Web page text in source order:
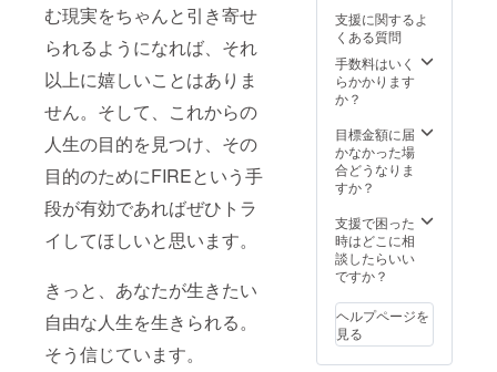
む現実をちゃんと引き寄せ
られるようになれば、それ
以上に嬉しいことはありま
せん。そして、これからの
人生の目的を見つけ、その
目的のためにFIREという手
段が有効であればぜひトラ
イしてほしいと思います。
きっと、あなたが生きたい
自由な人生を生きられる。
そう信じています。
催場所
をご用
意くだ
さい。
分の性
格、性
質を理
解しま
す ・こ
ら本当
の自分
である
ための
要素を
抜き出
し、自
分らし
られる
ための
自分の
取り扱
振り返
り感情
と向き
合い自
分が求
る感情
を書き
出しま
す ・自
めてい
る感情
を整理
しま
整理し
た感情
から自
分がこ
理想の
人生を
創造す
るため
のワー
施しま
す。 以
下の観
点で
を行い
ます。
・思考
が現実
法則を
学びま
す。
（insid
の行動
計画
ワー
ク」 を
すべて
きる
コース
です。
各ワー
別々に
ご支援
いただ
くより
になっ
ており
ます！
（ワー
支援に関するよ
くある質問
手数料はいく
らかかります
か？
目標金額に届
かなかった場
合どうなりま
すか？
支援で困った
時はどこに相
談したらいい
ですか？
ヘルプページを
見る